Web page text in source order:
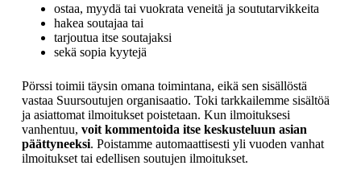
ostaa, myydä tai vuokrata veneitä ja soututarvikkeita
hakea soutajaa tai
tarjoutua itse soutajaksi
sekä sopia kyytejä
Pörssi toimii täysin omana toimintana, eikä sen sisällöstä
vastaa Suursoutujen organisaatio. Toki tarkkailemme sisältöä
ja asiattomat ilmoitukset poistetaan. Kun ilmoituksesi
vanhentuu, voit kommentoida itse keskusteluun asian
päättyneeksi. Poistamme automaattisesti yli vuoden vanhat
ilmoitukset tai edellisen soutujen ilmoitukset.